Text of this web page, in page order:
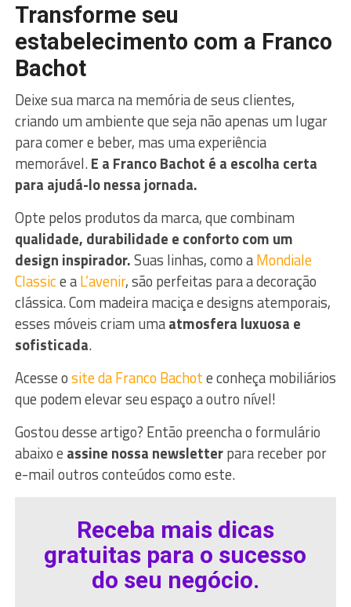
Transforme seu
estabelecimento com a Franco
Bachot
Deixe sua marca na memória de seus clientes,
criando um ambiente que seja não apenas um lugar
para comer e beber, mas uma experiência
memorável.E a Franco Bachot é a escolha certa
para ajudá-lo nessa jornada.
Opte pelos produtos da marca, que combinam
qualidade, durabilidade e conforto com um
design inspirador.Suas linhas, como aMondiale
Classice aL’avenir, são perfeitas para a decoração
clássica. Com madeira maciça e designs atemporais,
esses móveis criam umaatmosfera luxuosa e
sofisticada.
Acesse osite da Franco Bachote conheça mobiliários
que podem elevar seu espaço a outro nível!
Gostou desse artigo? Então preencha o formulário
abaixo e assine nossa newsletterpara receber por
e-mail outros conteúdos como este.
Receba mais dicas
gratuitas para o sucesso
do seu negócio.